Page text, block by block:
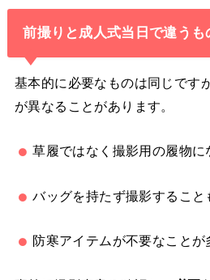
前撮りと成人式当日で違うも
基本的に必要なものは同じです
が異なることがあります。
草履ではなく撮影用の履物に
バッグを持たず撮影すること
防寒アイテムが不要なことが